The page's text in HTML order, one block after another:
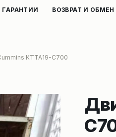
ГАРАНТИИ ВОЗВРАТ И ОБМЕН
КТТА19-С700